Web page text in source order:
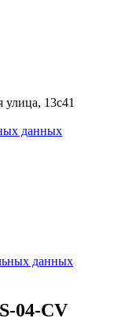
улица, 13с41
данных
данных
04-CV